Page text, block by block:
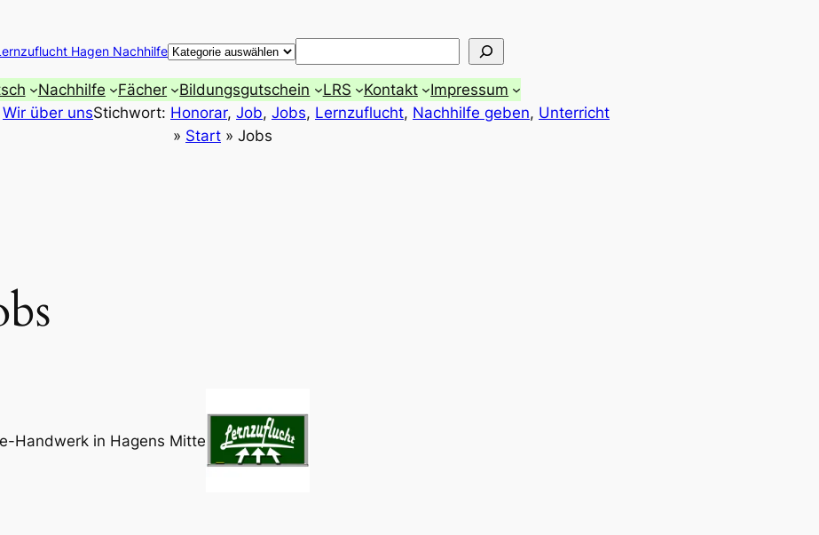
Hagen Nachhilfe Suchen
Nachhilfe Fächer Bildungsgutschein LRS Kontakt
Impressum
Wir über unsStichwort: Honorar, Job, Jobs, Lernzuflucht, Nachhilfe geben, Unterricht
» Start » Jobs
Handwerk in Hagens Mitte